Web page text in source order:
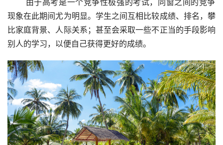
现象在此期间尤为明显。学生之间互相比较成绩、排名，攀
比家庭背景、人际关系；甚至会采取一些不正当的手段影响
别人的学习，以便自己获得更好的成绩。